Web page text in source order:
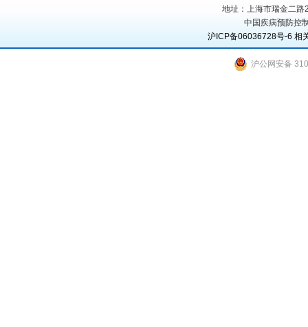
地址：上海市瑞金二
中国疾病预防控
沪ICP备06036728号-6 相
沪公网安备